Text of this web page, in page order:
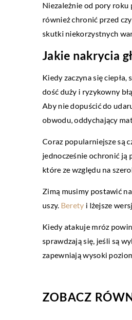
Niezależnie od pory roku
również chronić przed
skutki niekorzystnych
Jakie nakrycia
Kiedy zaczyna się
dość duży i ryzykowny
Aby nie dopuścić do
obwodu, oddychający
Coraz popularniejsze są
jednocześnie ochronić ją
które ze względu na
Zimą musimy postawić
uszy. Berety i lżejsze
Kiedy atakuje mróz
sprawdzają się, jeśli są
zapewniają wysoki
ZOBACZ